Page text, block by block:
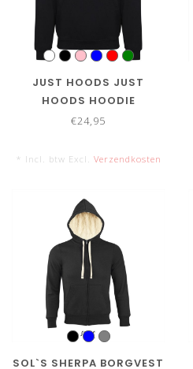
JUST HOODS JUST
HOODS HOODIE
€24,95
* Incl. btw Excl. Verzendkosten
SOL`S SHERPA BORGVEST